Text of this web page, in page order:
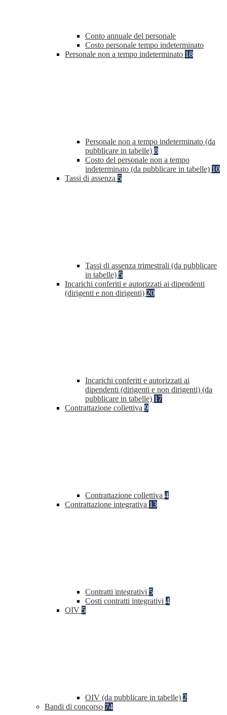
Conto annuale del personale
Costo personale tempo indeterminato
Personale non a tempo indeterminato 18
Personale non a tempo indeterminato (da
pubblicare in tabelle) 8
Costo del personale non a tempo
indeterminato (da pubblicare in tabelle) 10
Tassi di assenza 5
Tassi di assenza trimestrali (da pubblicare
in tabelle) 5
Incarichi conferiti e autorizzati ai dipendenti
(dirigenti e non dirigenti) 20
Incarichi conferiti e autorizzati ai
dipendenti (dirigenti e non dirigenti) (da
pubblicare in tabelle) 17
Contrattazione collettiva 9
Contrattazione collettiva 4
Contrattazione integrativa 13
Contratti integrativi 5
Costi contratti integrativi 4
OIV 5
OIV (da pubblicare in tabelle) 2
Bandi di concorso 74